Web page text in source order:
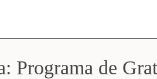
Programa de